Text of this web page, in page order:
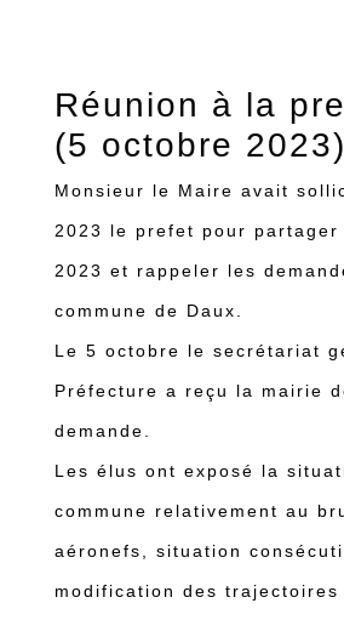
Réunion à la
(5 octobre 2023)
Monsieur le Maire avait
2023 le prefet pour
2023 et rappeler les
commune de Daux.
Le 5 octobre le secrétariat
Préfecture a reçu la mairie
demande.
Les élus ont exposé la
commune relativement au
aéronefs, situation
modification des trajectoires